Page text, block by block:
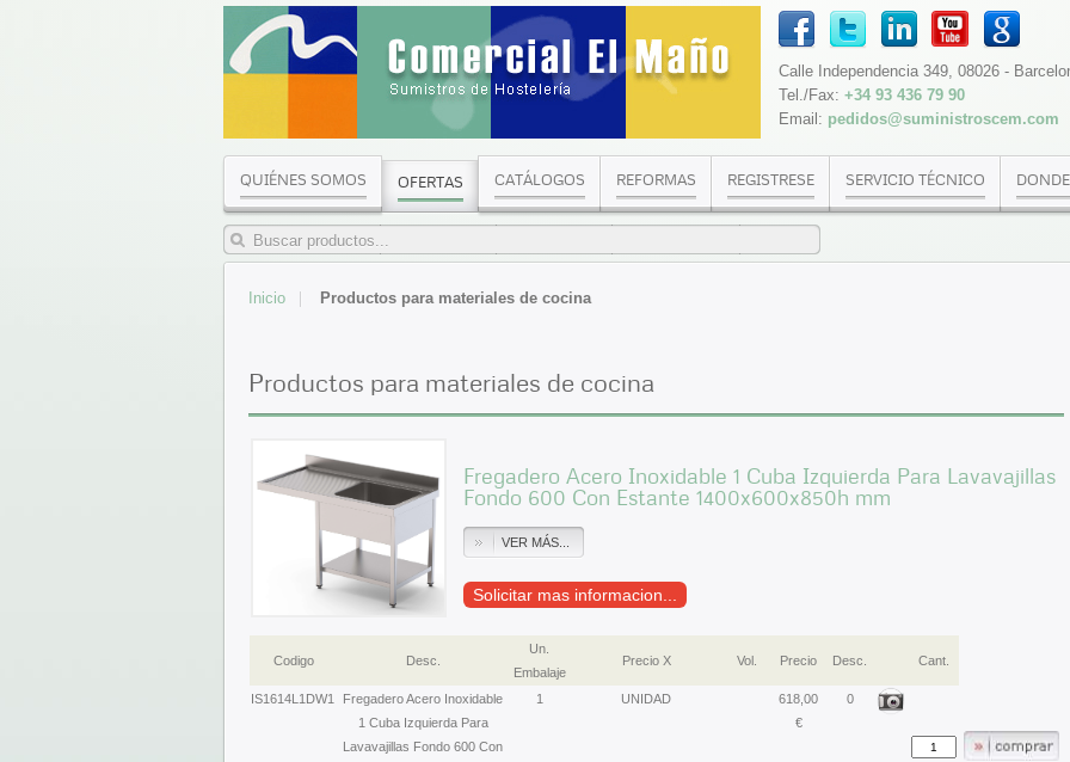
Calle Independencia 349, 08026 -
Tel./Fax: +34 93 436 79 90
Email: pedidos@suministroscem.com
QUIÉNES SOMOS OFERTAS CATÁLOGOS REFORMAS REGISTRESE SERVICIO TÉCNICO
Inicio Productos para materiales de cocina
Productos para materiales de cocina
Fregadero Acero Inoxidable 1 Cuba Izquierda Para Lavavajillas
Fondo 600 Con Estante 1400x600x850h mm
VER MÁS...
Solicitar mas informacion...
Codigo Desc.
Un.
Embalaje
Precio X Vol. Precio Desc. Cant.
IS1614L1DW1
Fregadero Acero Inoxidable
1 Cuba Izquierda Para
Lavavajillas Fondo 600 Con
1 UNIDAD
618,00
€
0